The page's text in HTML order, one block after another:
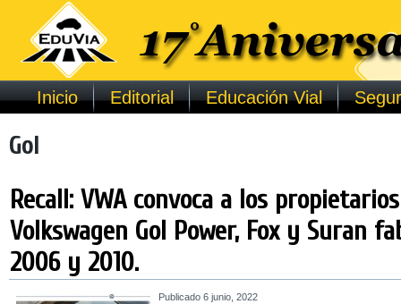
Inicio Editorial Educación Vial
Gol
Recall: VWA convoca a los
Volkswagen Gol Power, Fox y Suran
2006 y 2010.
Publicado 6 junio, 2022